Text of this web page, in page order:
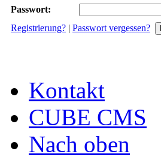
Passwort:
Registrierung? | Passwort vergessen?
Kontakt
CUBE CMS
Nach oben